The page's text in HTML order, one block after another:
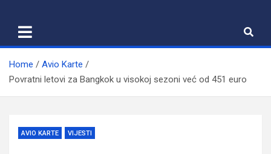
content
Home
Avio Karte
Povratni letovi za Bangkok u visokoj sezoni već od 451 euro
AVIO KARTE VIJESTI